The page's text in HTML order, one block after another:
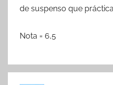
de suspenso que
Nota = 6,5